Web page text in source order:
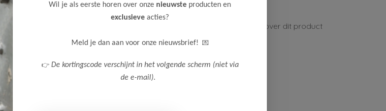
Verzenden 1-3 werkdagen
Neem contact op over dit product
Wil je als eerste horen over onze nieuwste producten en
exclusieve acties?
Meld je dan aan voor onze nieuwsbrief! 💌
👉 De kortingscode verschijnt in het volgende scherm (niet via
de e-mail).